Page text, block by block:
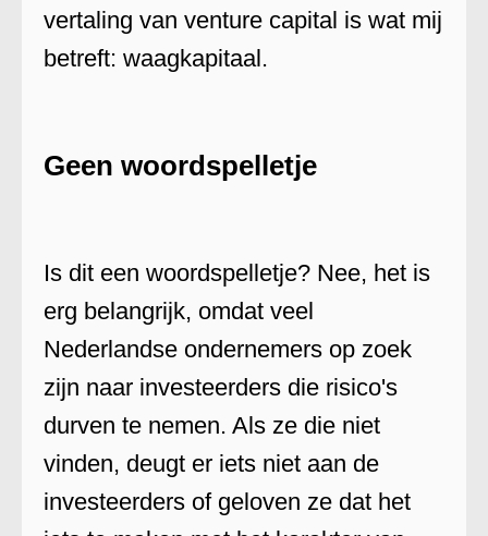
vertaling van venture capital is wat mij
betreft: waagkapitaal.
Geen woordspelletje
Is dit een woordspelletje? Nee, het is
erg belangrijk, omdat veel
Nederlandse ondernemers op zoek
zijn naar investeerders die risico's
durven te nemen. Als ze die niet
vinden, deugt er iets niet aan de
investeerders of geloven ze dat het